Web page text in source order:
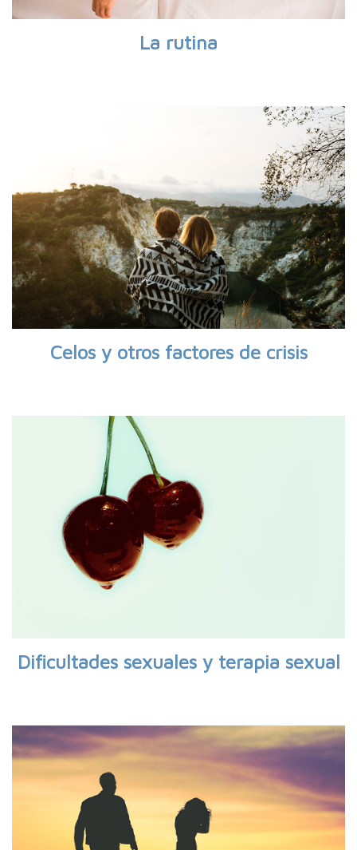
La rutina
Celos y otros factores de crisis
Dificultades sexuales y terapia sexual